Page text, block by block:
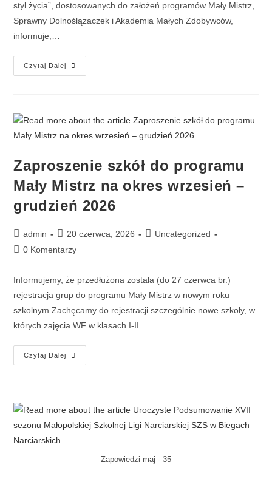
styl życia”, dostosowanych do założeń programów Mały Mistrz,
Sprawny Dolnoślązaczek i Akademia Małych Zdobywców,
informuje,…
Czytaj Dalej
Zaproszenie szkół do programu
Mały Mistrz na okres wrzesień –
grudzień 2026
admin 20 czerwca, 2026
Uncategorized
0 Komentarzy
Informujemy, że przedłużona została (do 27 czerwca br.)
rejestracja grup do programu Mały Mistrz w nowym roku
szkolnym.Zachęcamy do rejestracji szczególnie nowe szkoły, w
których zajęcia WF w klasach I-II…
Czytaj Dalej
Zapowiedzi maj - 35